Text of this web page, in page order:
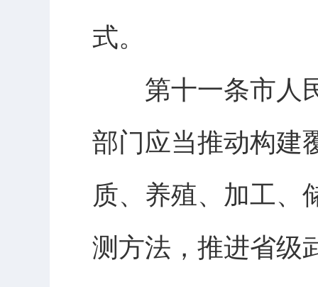
式。
第十一条市人民
部门应当推动构建
质、养殖、加工、
测方法，推进省级